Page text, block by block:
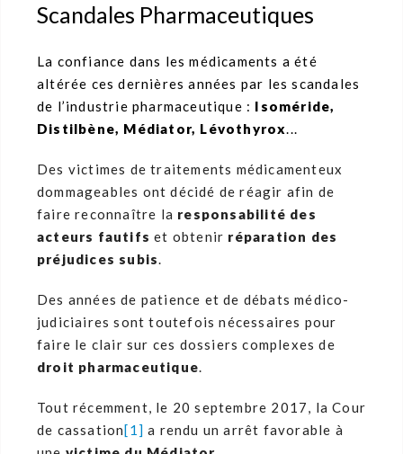
Scandales Pharmaceutiques
La confiance dans les médicaments a été
altérée ces dernières années par les scandales
de l’industrie pharmaceutique : Isoméride,
Distilbène, Médiator, Lévothyrox...
Des victimes de traitements médicamenteux
dommageables ont décidé de réagir afin de
faire reconnaître la responsabilité des
acteurs fautifs et obtenir réparation des
préjudices subis.
Des années de patience et de débats médico-
judiciaires sont toutefois nécessaires pour
faire le clair sur ces dossiers complexes de
droit pharmaceutique.
Tout récemment, le 20 septembre 2017, la Cour
de cassation[1] a rendu un arrêt favorable à